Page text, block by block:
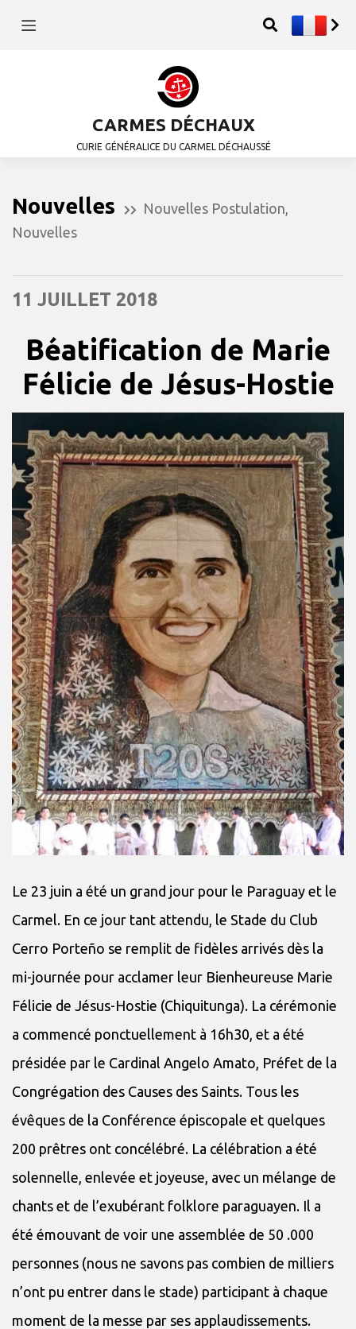
CARMES DÉCHAUX
CURIE GÉNÉRALICE DU CARMEL DÉCHAUSSÉ
Nouvelles Nouvelles Postulation
Nouvelles
11 JUILLET 2018
Béatification de Marie
Félicie de Jésus-Hostie
Le 23 juin a été un grand jour pour le Paraguay et le
Carmel. En ce jour tant attendu, le Stade du Club
Cerro Porteño se remplit de fidèles arrivés dès la
mi-journée pour acclamer leur Bienheureuse Marie
Félicie de Jésus-Hostie (Chiquitunga). La cérémonie
a commencé ponctuellement à 16h30, et a été
présidée par le Cardinal Angelo Amato, Préfet de la
Congrégation des Causes des Saints. Tous les
évêques de la Conférence épiscopale et quelques
200 prêtres ont concélébré. La célébration a été
solennelle, enlevée et joyeuse, avec un mélange de
chants et de l’exubérant folklore paraguayen. Il a
été émouvant de voir une assemblée de 50 .000
personnes (nous ne savons pas combien de milliers
n’ont pu entrer dans le stade) participant à chaque
moment de la messe par ses applaudissements.